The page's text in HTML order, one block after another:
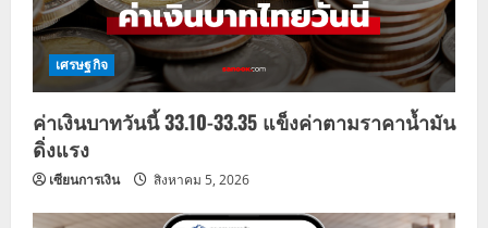
เศรษฐกิจ
ค่าเงินบาทวันนี้ 33.10-33.35 แข็งค่าตามราคาน้ำมัน
ดิ่งแรง
เซียนการเงิน สิงหาคม 5, 2026